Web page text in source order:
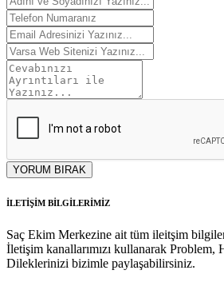
YORUM BIRAK
İLETİŞİM BİLGİLERİMİZ
Saç Ekim Merkezine ait tüm ileitşim
İletişim kanallarımızı kullanarak Problem,
Dileklerinizi bizimle paylaşabilirsiniz.